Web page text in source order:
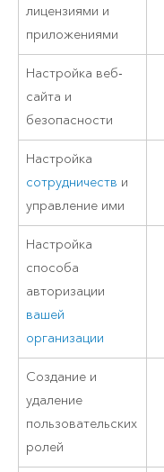
лицензиями и
приложениями
Настройка веб-
сайта и
безопасности
Настройка
сотрудничеств и
управление ими
Настройка
способа
авторизации
вашей
организации
Создание и
удаление
пользовательских
ролей